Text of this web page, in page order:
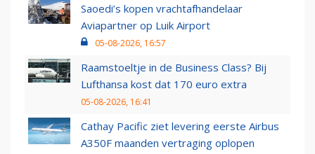
Saoedi’s kopen vrachtafhandelaar
Aviapartner op Luik Airport
05-08-2026, 16:57
Raamstoeltje in de Business Class? Bij
Lufthansa kost dat 170 euro extra
05-08-2026, 16:41
Cathay Pacific ziet levering eerste Airbus
A350F maanden vertraging oplopen